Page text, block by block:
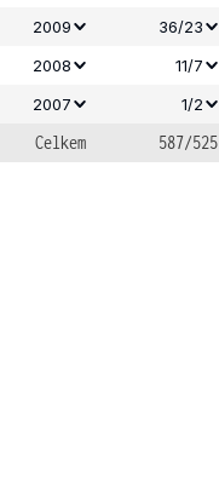
2009
36/23
2008
11/7
2007
1/2
Celkem 587/525